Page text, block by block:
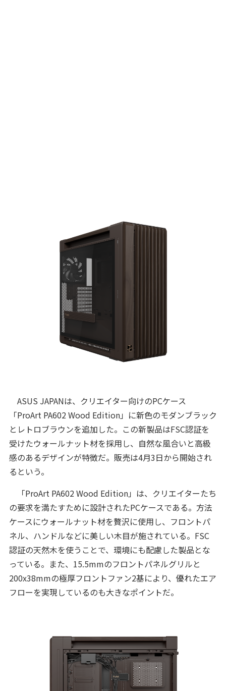
ASUS JAPANは、クリエイター向けのPCケース
「ProArt PA602 Wood Edition」に新色のモダンブラック
とレトロブラウンを追加した。この新製品はFSC認証を
受けたウォールナット材を採用し、自然な風合いと高級
感のあるデザインが特徴だ。販売は4月3日から開始され
るという。
「ProArt PA602 Wood Edition」は、クリエイターたち
の要求を満たすために設計されたPCケースである。方法
ケースにウォールナット材を贅沢に使用し、フロントパ
ネル、ハンドルなどに美しい木目が施されている。FSC
認証の天然木を使うことで、環境にも配慮した製品とな
っている。また、15.5mmのフロントパネルグリルと
200x38mmの極厚フロントファン2基により、優れたエア
フローを実現しているのも大きなポイントだ。